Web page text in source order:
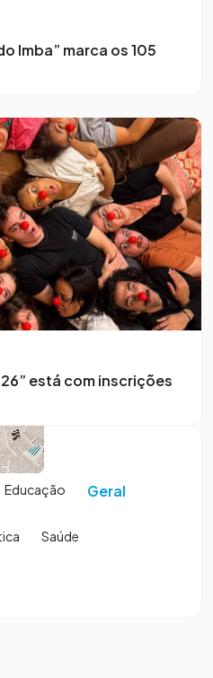
Imba” marca os 105
está com inscrições
Educação Geral
Saúde